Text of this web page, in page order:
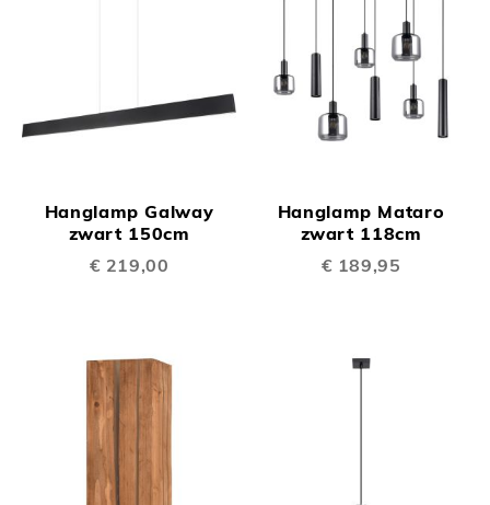
Hanglamp Galway
zwart 150cm
€ 219,00
Hanglamp Mataro
zwart 118cm
€ 189,95